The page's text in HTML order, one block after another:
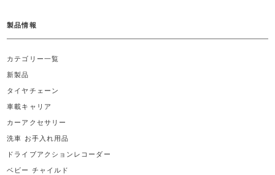
製品情報
カテゴリー一覧
新製品
タイヤチェーン
車載キャリア
カーアクセサリー
洗車 お手入れ用品
ドライブアクションレコーダー
ベビー チャイルド